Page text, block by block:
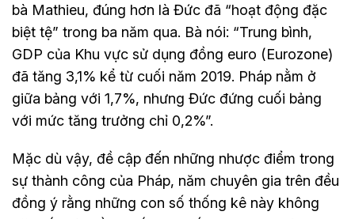
bà Mathieu, đúng hơn là Đức đã “hoạt động đặc
biệt tệ” trong ba năm qua. Bà nói: “Trung bình,
GDP của Khu vực sử dụng đồng euro (Eurozone)
đã tăng 3,1% kể từ cuối năm 2019. Pháp nằm ở
giữa bảng với 1,7%, nhưng Đức đứng cuối bảng
với mức tăng trưởng chỉ 0,2%”.
Mặc dù vậy, đề cập đến những nhược điểm trong
sự thành công của Pháp, năm chuyên gia trên đều
đồng ý rằng những con số thống kê này không